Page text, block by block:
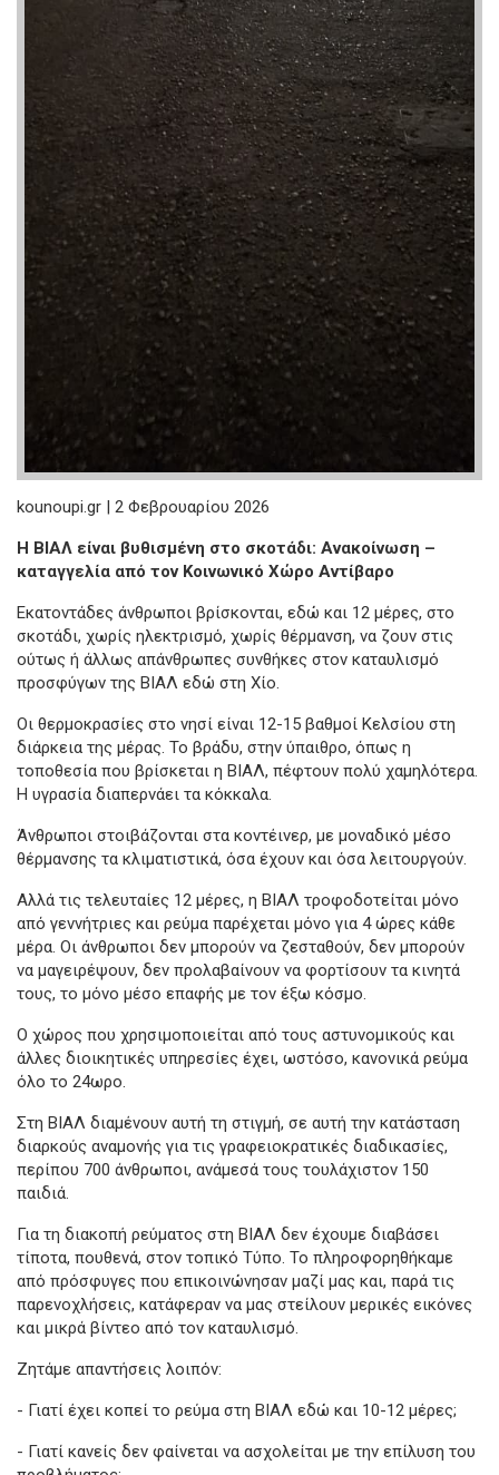
kounoupi.gr | 2 Φεβρουαρίου 2026
Η ΒΙΑΛ είναι βυθισμένη στο σκοτάδι: Ανακοίνωση –
καταγγελία από τον Κοινωνικό Χώρο Αντίβαρο
Εκατοντάδες άνθρωποι βρίσκονται, εδώ και 12 μέρες, στο
σκοτάδι, χωρίς ηλεκτρισμό, χωρίς θέρμανση, να ζουν στις
ούτως ή άλλως απάνθρωπες συνθήκες στον καταυλισμό
προσφύγων της ΒΙΑΛ εδώ στη Χίο.
Οι θερμοκρασίες στο νησί είναι 12-15 βαθμοί Κελσίου στη
διάρκεια της μέρας. Το βράδυ, στην ύπαιθρο, όπως η
τοποθεσία που βρίσκεται η ΒΙΑΛ, πέφτουν πολύ χαμηλότερα.
Η υγρασία διαπερνάει τα κόκκαλα.
Άνθρωποι στοιβάζονται στα κοντέινερ, με μοναδικό μέσο
θέρμανσης τα κλιματιστικά, όσα έχουν και όσα λειτουργούν.
Αλλά τις τελευταίες 12 μέρες, η ΒΙΑΛ τροφοδοτείται μόνο
από γεννήτριες και ρεύμα παρέχεται μόνο για 4 ώρες κάθε
μέρα. Οι άνθρωποι δεν μπορούν να ζεσταθούν, δεν μπορούν
να μαγειρέψουν, δεν προλαβαίνουν να φορτίσουν τα κινητά
τους, το μόνο μέσο επαφής με τον έξω κόσμο.
Ο χώρος που χρησιμοποιείται από τους αστυνομικούς και
άλλες διοικητικές υπηρεσίες έχει, ωστόσο, κανονικά ρεύμα
όλο το 24ωρο.
Στη ΒΙΑΛ διαμένουν αυτή τη στιγμή, σε αυτή την κατάσταση
διαρκούς αναμονής για τις γραφειοκρατικές διαδικασίες,
περίπου 700 άνθρωποι, ανάμεσά τους τουλάχιστον 150
παιδιά.
Για τη διακοπή ρεύματος στη ΒΙΑΛ δεν έχουμε διαβάσει
τίποτα, πουθενά, στον τοπικό Τύπο. Το πληροφορηθήκαμε
από πρόσφυγες που επικοινώνησαν μαζί μας και, παρά τις
παρενοχλήσεις, κατάφεραν να μας στείλουν μερικές εικόνες
και μικρά βίντεο από τον καταυλισμό.
Ζητάμε απαντήσεις λοιπόν:
- Γιατί έχει κοπεί το ρεύμα στη ΒΙΑΛ εδώ και 10-12 μέρες;
- Γιατί κανείς δεν φαίνεται να ασχολείται με την επίλυση του